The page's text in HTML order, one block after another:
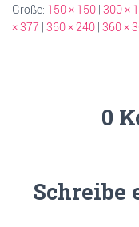
Größe: 150 × 150 | 300 ×
× 377 | 360 × 240 | 360 ×
0
Schreibe